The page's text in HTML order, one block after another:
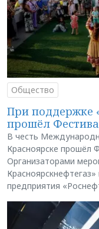
Общество
При поддержке
прошёл
В честь
Красноярске прошёл
Организаторами
предприятия